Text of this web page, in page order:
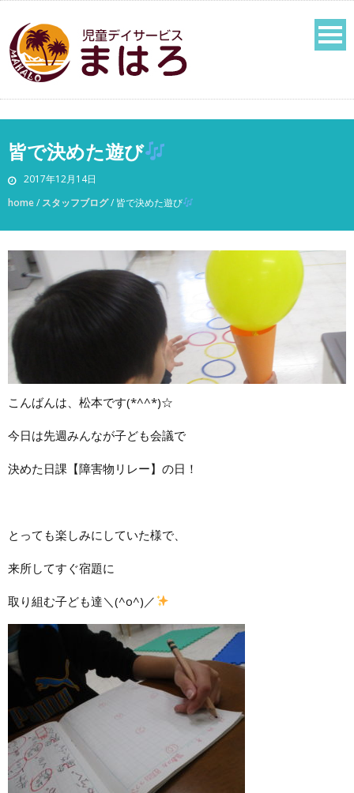
皆で決めた遊び
2017年12月14日
home/ スタッフブログ/ 皆で決めた遊び
こんばんは、松本です(*^^*)☆
今日は先週みんなが子ども会議で
決めた日課【障害物リレー】の日！
とっても楽しみにしていた様で、
来所してすぐ宿題に
取り組む子ども達＼(^o^)／